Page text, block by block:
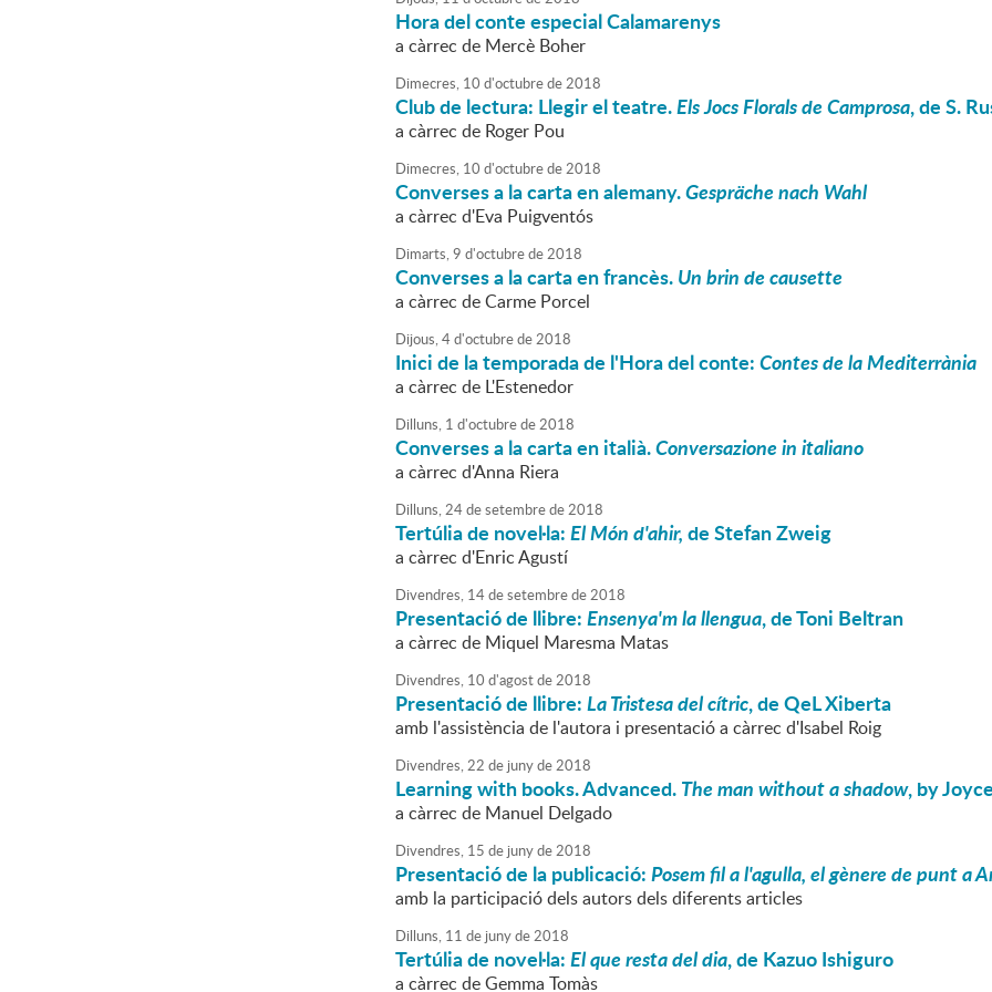
Hora del conte especial Calamarenys
a càrrec de Mercè Boher
Dimecres, 10 d'octubrede2018
Club de lectura: Llegir el teatre.Els Jocs Florals de Camprosa, de S.
a càrrec de Roger Pou
Dimecres, 10 d'octubrede2018
Converses a la carta en alemany.Gespräche nach Wahl
a càrrec d'Eva Puigventós
Dimarts,9 d'octubrede2018
Converses a la carta en francès.Un brin de causette
a càrrec de Carme Porcel
Dijous,4d'octubrede2018
Inici de la temporada de l'Hora del conte:Contes de la Mediterrània
a càrrec de L'Estenedor
Dilluns, 1 d'octubrede2018
Converses a la carta en italià.Conversazione in italiano
a càrrec d'Anna Riera
Dilluns,24desetembrede2018
Tertúlia de novel·la:El Món d'ahir,de Stefan Zweig
a càrrec d'Enric Agustí
Divendres, 14desetembrede2018
Presentació de llibre:Ensenya'm la llengua, de Toni Beltran
a càrrec de Miquel Maresma Matas
Divendres, 10 d'agostde2018
Presentació de llibre:La Tristesa del cítric, de QeL Xiberta
amb l'assistència de l'autora i presentació a càrrec d'Isabel Roig
Divendres,22 de junyde2018
Learning with books. Advanced.The man without a shadow, by
a càrrec de Manuel Delgado
Divendres, 15 de junyde2018
Presentació de la publicació:Posem fil a l'agulla, el gènere de punt a
amb la participació dels autors dels diferents articles
Dilluns, 11 de junyde2018
Tertúlia de novel·la:El que resta del dia, de Kazuo Ishiguro
a càrrec de Gemma Tomàs